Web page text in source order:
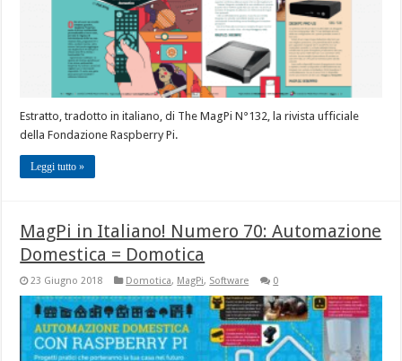
Estratto, tradotto in italiano, di The MagPi N°132, la rivista ufficiale
della Fondazione Raspberry Pi.
Leggi tutto »
MagPi in Italiano! Numero 70: Automazione
Domestica = Domotica
23 Giugno 2018 Domotica, MagPi, Software 0